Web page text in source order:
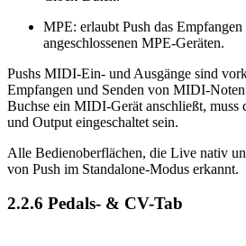
MPE: erlaubt Push das
angeschlossenen MPE-Geräten.
Pushs MIDI-Ein- und Ausgänge sind
Empfangen und Senden von MIDI-
Buchse ein MIDI-Gerät anschließt,
und Output eingeschaltet sein.
Alle Bedienoberflächen, die Live nativ
von Push im Standalone-Modus erkannt.
2.2.6 Pedals- & CV-Tab